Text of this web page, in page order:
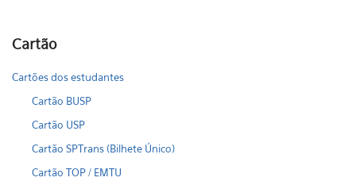
Cartão
Cartões dos estudantes
Cartão BUSP
Cartão USP
Cartão SPTrans (Bilhete Único)
Cartão TOP / EMTU